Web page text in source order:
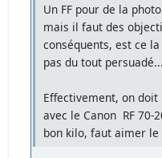
Un FF pour de la
mais il faut des
conséquents, est ce
pas du tout persuadé...
Effectivement, on
avec le Canon RF 70-
bon kilo, faut aimer